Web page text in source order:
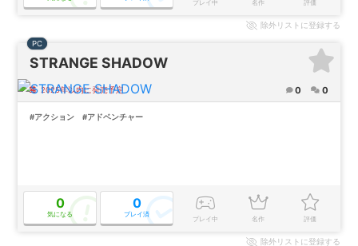
プレイ中 名作 評価
除外リストに登録する
STRANGE SHADOW
PC
2025年以内に発売予定 0 0
#アクション #アドベンチャー
0
気になる
0
プレイ済
プレイ中 名作 評価
除外リストに登録する